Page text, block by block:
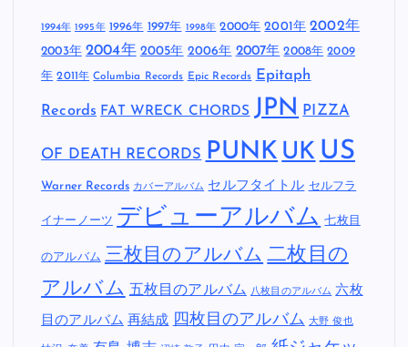
1994年 1995年 1996年 1997年 1998年 2000年 2001年 2002年
2003年 2004年 2005年 2006年 2007年 2008年 2009
年 2011年 Columbia Records Epic Records Epitaph
Records FAT WRECK CHORDS JPN PIZZA
OF DEATH RECORDS PUNK UK US
Warner Records カバーアルバム セルフタイトル セルフラ
イナーノーツ デビューアルバム 七枚目
のアルバム 三枚目のアルバム 二枚目の
アルバム 五枚目のアルバム 八枚目のアルバム 六枚
目のアルバム 再結成 四枚目のアルバム 大野 俊也